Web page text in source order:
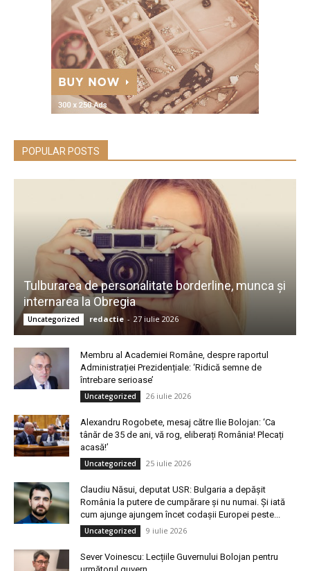
POPULAR POSTS
Tulburarea de personalitate borderline, munca și
internarea la Obregia
Uncategorized redactie - 27 iulie 2026
Membru al Academiei Române, despre raportul
Administrației Prezidențiale: ‘Ridică semne de
întrebare serioase’
Uncategorized 26 iulie 2026
Alexandru Rogobete, mesaj către Ilie Bolojan: ‘Ca
tânăr de 35 de ani, vă rog, eliberați România! Plecați
acasă!’
Uncategorized 25 iulie 2026
Claudiu Năsui, deputat USR: Bulgaria a depășit
România la putere de cumpărare și nu numai. Și iată
cum ajunge ajungem încet codașii Europei peste...
Uncategorized 9 iulie 2026
Sever Voinescu: Lecțiile Guvernului Bolojan pentru